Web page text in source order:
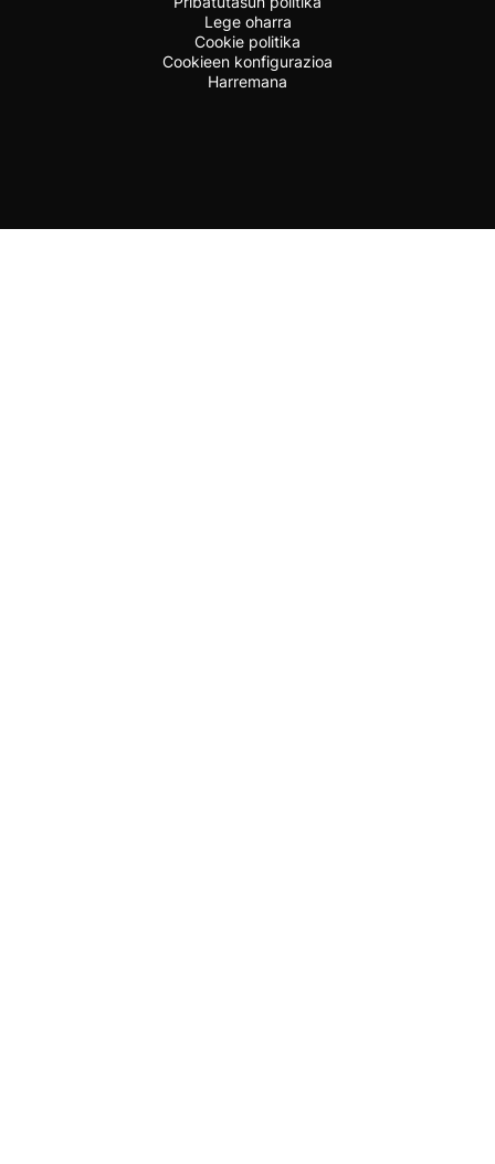
Lege oharra
Cookie politika
Cookieen konfigurazioa
Harremana